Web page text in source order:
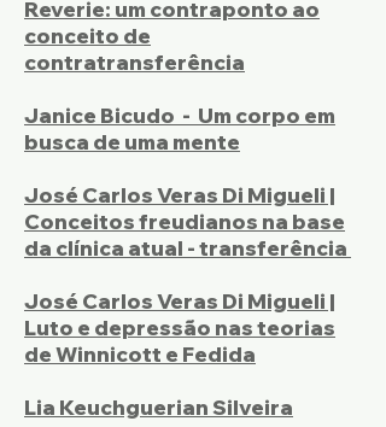
Reverie: um contraponto ao
conceito de
contratransferência
Janice Bicudo - Um corpo em
busca de uma mente
José Carlos Veras Di Migueli |
Conceitos freudianos na base
da clínica atual - transferência
José Carlos Veras Di Migueli |
Luto e depressão nas teorias
de Winnicott e Fedida
Lia Keuchguerian Silveira